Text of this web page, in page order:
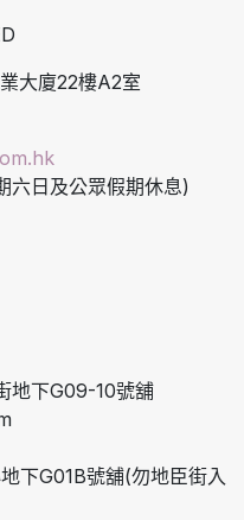
大廈22樓A2室
六日及公眾假期休息)
地下G09-10號舖
下G01B號舖(勿地臣街入